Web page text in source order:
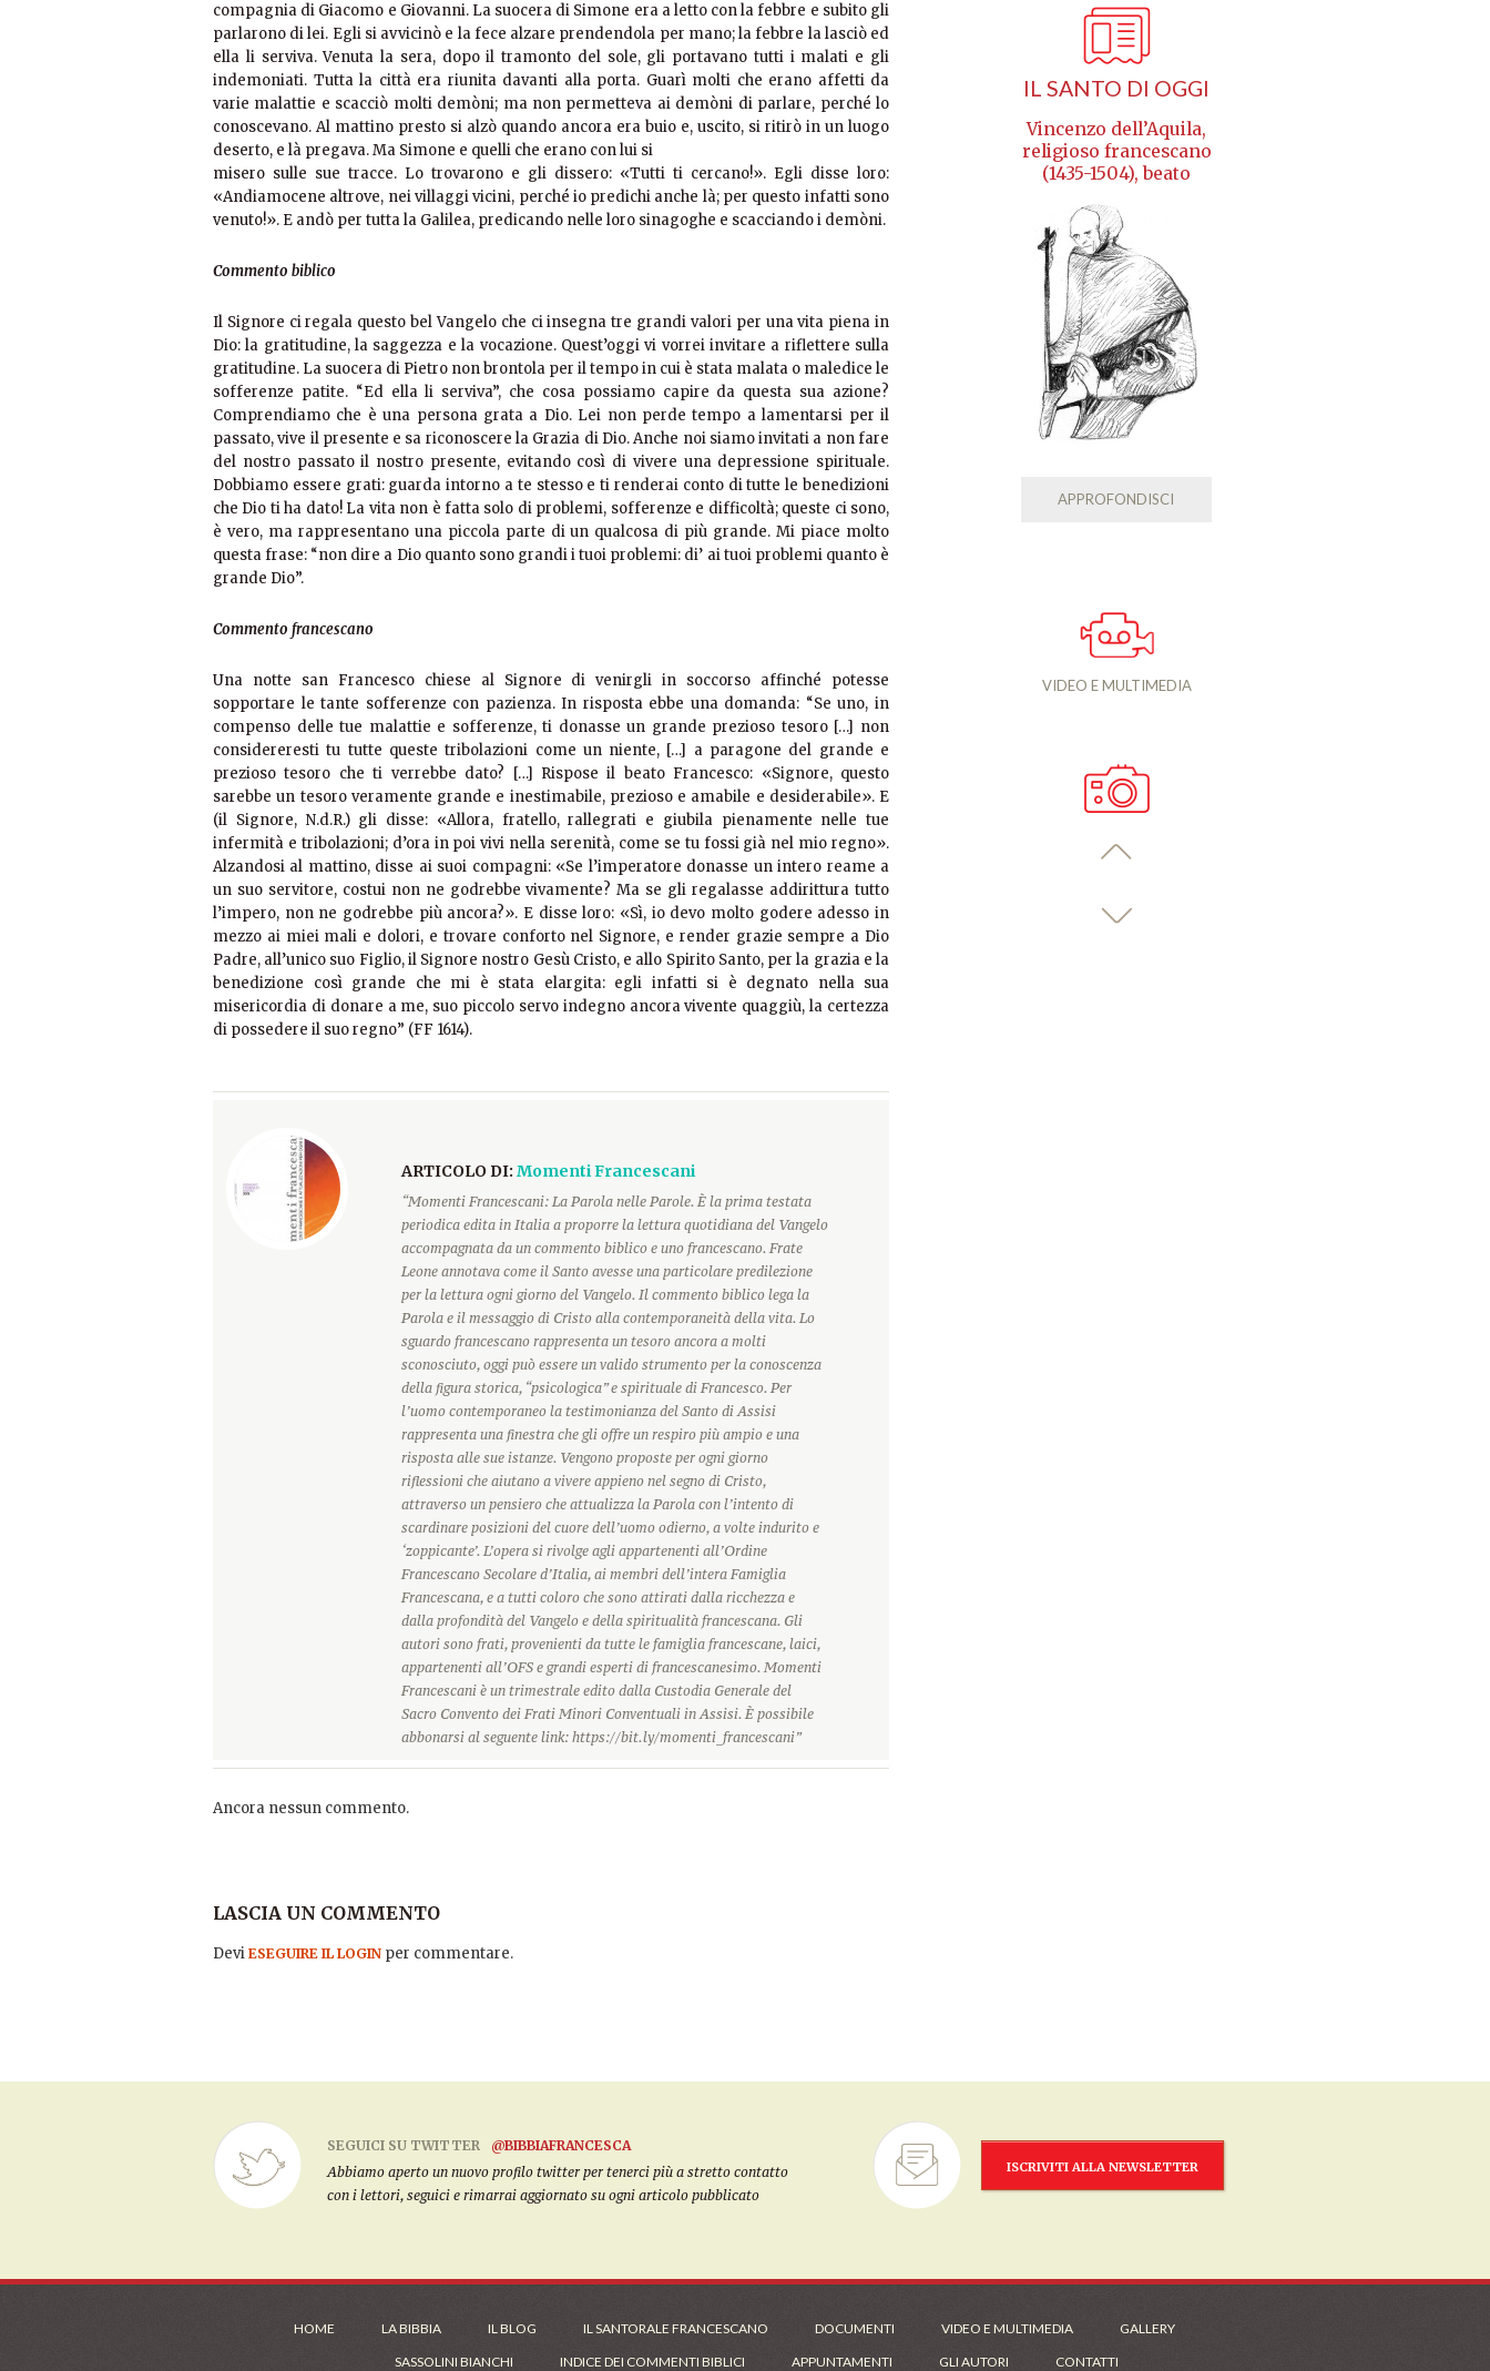
compagnia di Giacomo e Giovanni. La suocera di Simone era a letto con la febbre e subito gli
parlarono di lei. Egli si avvicinò e la fece alzare prendendola per mano; la febbre la lasciò ed
ella li serviva. Venuta la sera, dopo il tramonto del sole, gli portavano tutti i malati e gli
indemoniati. Tutta la città era riunita davanti alla porta. Guarì molti che erano affetti da
varie malattie e scacciò molti demòni; ma non permetteva ai demòni di parlare, perché lo
conoscevano. Al mattino presto si alzò quando ancora era buio e, uscito, si ritirò in un luogo
deserto, e là pregava. Ma Simone e quelli che erano con lui si
misero sulle sue tracce. Lo trovarono e gli dissero: «Tutti ti cercano!». Egli disse loro:
«Andiamocene altrove, nei villaggi vicini, perché io predichi anche là; per questo infatti sono
venuto!». E andò per tutta la Galilea, predicando nelle loro sinagoghe e scacciando i demòni.
Commento biblico
Il Signore ci regala questo bel Vangelo che ci insegna tre grandi valori per una vita piena in
Dio: la gratitudine, la saggezza e la vocazione. Quest’oggi vi vorrei invitare a riflettere sulla
gratitudine. La suocera di Pietro non brontola per il tempo in cui è stata malata o maledice le
sofferenze patite. “Ed ella li serviva”, che cosa possiamo capire da questa sua azione?
Comprendiamo che è una persona grata a Dio. Lei non perde tempo a lamentarsi per il
passato, vive il presente e sa riconoscere la Grazia di Dio. Anche noi siamo invitati a non fare
del nostro passato il nostro presente, evitando così di vivere una depressione spirituale.
Dobbiamo essere grati: guarda intorno a te stesso e ti renderai conto di tutte le benedizioni
che Dio ti ha dato! La vita non è fatta solo di problemi, sofferenze e difficoltà; queste ci sono,
è vero, ma rappresentano una piccola parte di un qualcosa di più grande. Mi piace molto
questa frase: “non dire a Dio quanto sono grandi i tuoi problemi: di’ ai tuoi problemi quanto è
grande Dio”.
Commento francescano
Una notte san Francesco chiese al Signore di venirgli in soccorso affinché potesse
sopportare le tante sofferenze con pazienza. In risposta ebbe una domanda: “Se uno, in
compenso delle tue malattie e sofferenze, ti donasse un grande prezioso tesoro […] non
considereresti tu tutte queste tribolazioni come un niente, […] a paragone del grande e
prezioso tesoro che ti verrebbe dato? […] Rispose il beato Francesco: «Signore, questo
sarebbe un tesoro veramente grande e inestimabile, prezioso e amabile e desiderabile». E
(il Signore, N.d.R.) gli disse: «Allora, fratello, rallegrati e giubila pienamente nelle tue
infermità e tribolazioni; d’ora in poi vivi nella serenità, come se tu fossi già nel mio regno».
Alzandosi al mattino, disse ai suoi compagni: «Se l’imperatore donasse un intero reame a
un suo servitore, costui non ne godrebbe vivamente? Ma se gli regalasse addirittura tutto
l’impero, non ne godrebbe più ancora?». E disse loro: «Sì, io devo molto godere adesso in
mezzo ai miei mali e dolori, e trovare conforto nel Signore, e render grazie sempre a Dio
Padre, all’unico suo Figlio, il Signore nostro Gesù Cristo, e allo Spirito Santo, per la grazia e la
benedizione così grande che mi è stata elargita: egli infatti si è degnato nella sua
misericordia di donare a me, suo piccolo servo indegno ancora vivente quaggiù, la certezza
di possedere il suo regno” (FF 1614).
ARTICOLO DI: Momenti Francescani
“Momenti Francescani: La Parola nelle Parole. È la prima testata
periodica edita in Italia a proporre la lettura quotidiana del Vangelo
accompagnata da un commento biblico e uno francescano. Frate
Leone annotava come il Santo avesse una particolare predilezione
per la lettura ogni giorno del Vangelo. Il commento biblico lega la
Parola e il messaggio di Cristo alla contemporaneità della vita. Lo
sguardo francescano rappresenta un tesoro ancora a molti
sconosciuto, oggi può essere un valido strumento per la conoscenza
della figura storica, “psicologica” e spirituale di Francesco. Per
l’uomo contemporaneo la testimonianza del Santo di Assisi
rappresenta una finestra che gli offre un respiro più ampio e una
risposta alle sue istanze. Vengono proposte per ogni giorno
riflessioni che aiutano a vivere appieno nel segno di Cristo,
attraverso un pensiero che attualizza la Parola con l’intento di
scardinare posizioni del cuore dell’uomo odierno, a volte indurito e
‘zoppicante’. L’opera si rivolge agli appartenenti all’Ordine
Francescano Secolare d’Italia, ai membri dell’intera Famiglia
Francescana, e a tutti coloro che sono attirati dalla ricchezza e
dalla profondità del Vangelo e della spiritualità francescana. Gli
autori sono frati, provenienti da tutte le famiglia francescane, laici,
appartenenti all’OFS e grandi esperti di francescanesimo. Momenti
Francescani è un trimestrale edito dalla Custodia Generale del
Sacro Convento dei Frati Minori Conventuali in Assisi. È possibile
abbonarsi al seguente link: https://bit.ly/momenti_francescani”
Ancora nessun commento.
LASCIA UN COMMENTO
Devi ESEGUIRE IL LOGIN per commentare.
IL SANTO DI OGGI
Vincenzo dell’Aquila,
religioso francescano
(1435-1504), beato
APPROFONDISCI
VIDEO E MULTIMEDIA
SEGUICI SU TWITTER
@BIBBIAFRANCESCA
Abbiamo aperto un nuovo profilo twitter per tenerci più a stretto contatto
con i lettori, seguici e rimarrai aggiornato su ogni articolo pubblicato
ISCRIVITI ALLA NEWSLETTER
HOME LA BIBBIA IL BLOG IL SANTORALE FRANCESCANO DOCUMENTI VIDEO E MULTIMEDIA
GALLERY
SASSOLINI BIANCHI
INDICE DEI COMMENTI BIBLICI APPUNTAMENTI GLI AUTORI CONTATTI